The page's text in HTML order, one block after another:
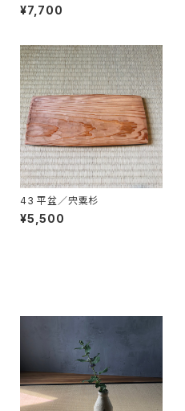
¥7,700
43 平盆／宍粟杉
¥5,500